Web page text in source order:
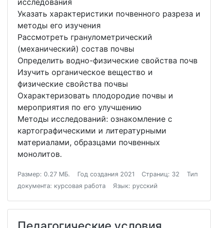
исследования
Указать характеристики почвенного разреза и
методы его изучения
Рассмотреть гранулометрический
(механический) состав почвы
Определить водно-физические свойства почв
Изучить органическое вещество и
физические свойства почвы
Охарактеризовать плодородие почвы и
мероприятия по его улучшению
Методы исследований: ознакомление с
картографическими и литературными
материалами, образцами почвенных
монолитов.
Размер: 0.27 МБ. Год создания 2021 Страниц: 32
Тип
документа: курсовая работа
Язык: русский